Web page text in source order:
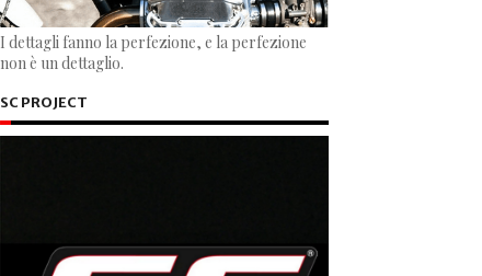
I dettagli fanno la perfezione, e la perfezione
non è un dettaglio.
SC PROJECT